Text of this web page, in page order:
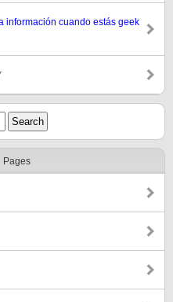
información cuando estás geek
Pages